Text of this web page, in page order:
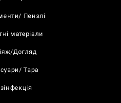
Пензлі
матеріали
Догляд
Тара